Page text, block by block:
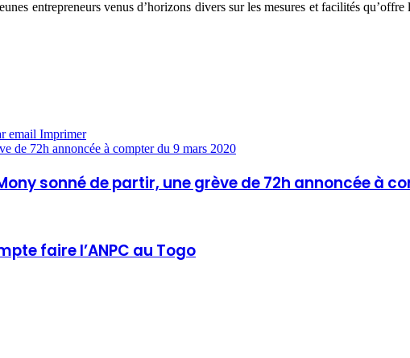
entrepreneurs venus d’horizons divers sur les mesures et facilités
email Imprimer
de 72h annoncée à compter du 9 mars 2020
sonné de partir, une grève de 72h annoncée à
faire l’ANPC au Togo